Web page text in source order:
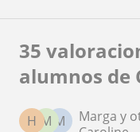
35
alumnos de
M
M
H
Marga y